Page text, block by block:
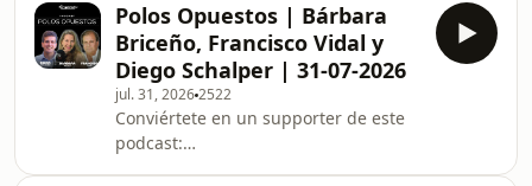
Polos Opuestos | Bárbara
Briceño, Francisco Vidal y
Diego Schalper | 31-07-2026
jul. 31, 20262522
Conviértete en un supporter de este
podcast: